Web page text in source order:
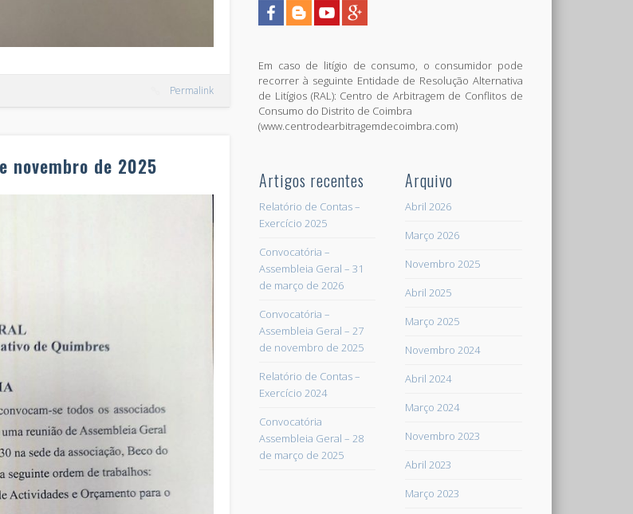
Permalink
novembro de 2025
Em caso de litígio de consumo, o consumidor pode
recorrer à seguinte Entidade de Resolução Alternativa
de Litígios (RAL): Centro de Arbitragem de Conflitos de
Consumo do Distrito de Coimbra
(www.centrodearbitragemdecoimbra.com)
Artigos recentes
Relatório de Contas –
Exercício 2025
Convocatória –
Assembleia Geral – 31
de março de 2026
Convocatória –
Assembleia Geral – 27
de novembro de 2025
Relatório de Contas –
Exercício 2024
Convocatória
Assembleia Geral – 28
de março de 2025
Arquivo
Abril 2026
Março 2026
Novembro 2025
Abril 2025
Março 2025
Novembro 2024
Abril 2024
Março 2024
Novembro 2023
Abril 2023
Março 2023